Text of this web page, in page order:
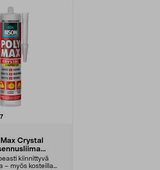
7arvostelut
Crystal
300 g
kiinnittyvä
– myös kosteilla